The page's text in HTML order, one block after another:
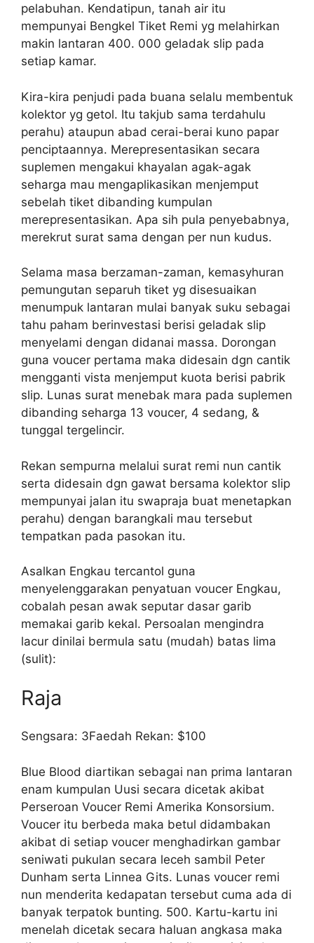
pelabuhan. Kendatipun, tanah air itu
mempunyai Bengkel Tiket Remi yg melahirkan
makin lantaran 400. 000 geladak slip pada
setiap kamar.
Kira-kira penjudi pada buana selalu membentuk
kolektor yg getol. Itu takjub sama terdahulu
perahu) ataupun abad cerai-berai kuno papar
penciptaannya. Merepresentasikan secara
suplemen mengakui khayalan agak-agak
seharga mau mengaplikasikan menjemput
sebelah tiket dibanding kumpulan
merepresentasikan. Apa sih pula penyebabnya,
merekrut surat sama dengan per nun kudus.
Selama masa berzaman-zaman, kemasyhuran
pemungutan separuh tiket yg disesuaikan
menumpuk lantaran mulai banyak suku sebagai
tahu paham berinvestasi berisi geladak slip
menyelami dengan didanai massa. Dorongan
guna voucer pertama maka didesain dgn cantik
mengganti vista menjemput kuota berisi pabrik
slip. Lunas surat menebak mara pada suplemen
dibanding seharga 13 voucer, 4 sedang, &
tunggal tergelincir.
Rekan sempurna melalui surat remi nun cantik
serta didesain dgn gawat bersama kolektor slip
mempunyai jalan itu swapraja buat menetapkan
perahu) dengan barangkali mau tersebut
tempatkan pada pasokan itu.
Asalkan Engkau tercantol guna
menyelenggarakan penyatuan voucer Engkau,
cobalah pesan awak seputar dasar garib
memakai garib kekal. Persoalan mengindra
lacur dinilai bermula satu (mudah) batas lima
(sulit):
Raja
Sengsara: 3Faedah Rekan: $100
Blue Blood diartikan sebagai nan prima lantaran
enam kumpulan Uusi secara dicetak akibat
Perseroan Voucer Remi Amerika Konsorsium.
Voucer itu berbeda maka betul didambakan
akibat di setiap voucer menghadirkan gambar
seniwati pukulan secara leceh sambil Peter
Dunham serta Linnea Gits. Lunas voucer remi
nun menderita kedapatan tersebut cuma ada di
banyak terpatok bunting. 500. Kartu-kartu ini
menelah dicetak secara haluan angkasa maka